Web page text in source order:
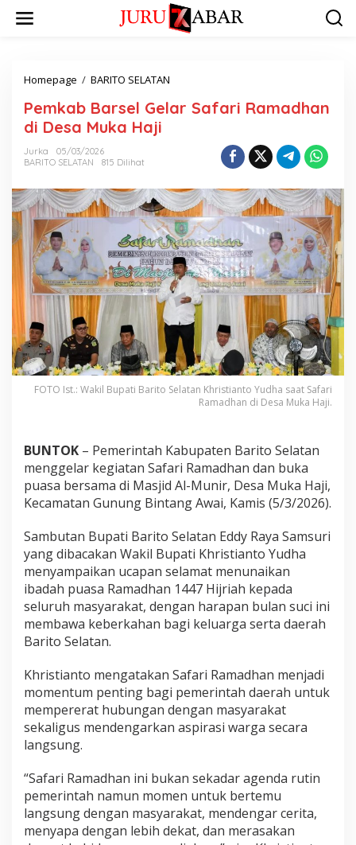
Homepage / BARITO SELATAN
Pemkab Barsel Gelar Safari Ramadhan
di Desa Muka Haji
Jurka
05/03/2026
BARITO SELATAN
815 Dilihat
FOTO Ist.: Wakil Bupati Barito Selatan Khristianto Yudha saat Safari
Ramadhan di Desa Muka Haji.
BUNTOK – Pemerintah Kabupaten Barito Selatan
menggelar kegiatan Safari Ramadhan dan buka
puasa bersama di Masjid Al-Munir, Desa Muka Haji,
Kecamatan Gunung Bintang Awai, Kamis (5/3/2026).
Sambutan Bupati Barito Selatan Eddy Raya Samsuri
yang dibacakan Wakil Bupati Khristianto Yudha
menyampaikan ucapan selamat menunaikan
ibadah puasa Ramadhan 1447 Hijriah kepada
seluruh masyarakat, dengan harapan bulan suci ini
membawa keberkahan bagi keluarga serta daerah
Barito Selatan.
Khristianto mengatakan Safari Ramadhan menjadi
momentum penting bagi pemerintah daerah untuk
mempererat hubungan dengan masyarakat
sekaligus mendengarkan aspirasi warga secara
langsung.
“Safari Ramadhan ini bukan sekadar agenda rutin
pemerintah namun momen untuk bertemu
langsung dengan masyarakat, mendengar cerita,
menyapa dengan lebih dekat, dan merasakan